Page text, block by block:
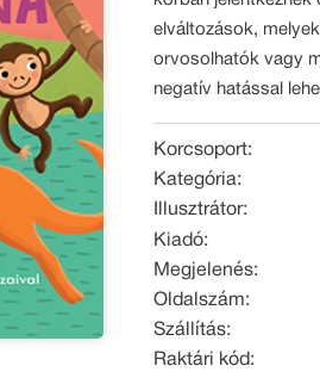
elváltozások,
orvosolhatók vagy
negatív hatással
Korcsoport:
Kategória:
Illusztrátor:
Kiadó:
Megjelenés:
Oldalszám:
Szállítás:
Raktári kód: